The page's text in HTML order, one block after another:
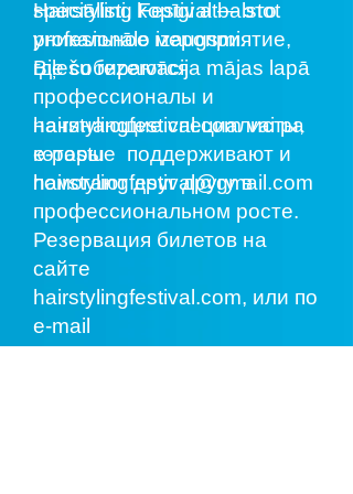
Hairstyling Festival — это
уникальное мероприятие,
где собираются
профессионалы и
начинающие специалисты,
которые поддерживают и
помогают друг другу в
профессиональном росте.
Резервация билетов на
сайте
hairstylingfestival.com, или по
e-mail
speciālisti, kopīgi atbalstot
profesionālo izaugsmi.
Biļešu rezervācija mājas lapā
hairstylingfestival.com vai pa
e-pastu
hairstylingfestival@gmail.com